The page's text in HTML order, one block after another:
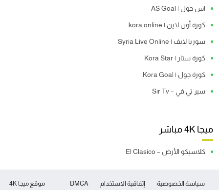
اس جول | AS Goal
كورة أون لاين | kora online
سوريا لايف | Syria Live Online
كورة ستار | Kora Star
كورة جول | Kora Goal
سير تي في – Sir Tv
ميجا 4K مباشر
كلاسيكو الأرض – El Clasico
موقع ميجا 4K سياسة الخصوصية إتفاقية الاستخدام DMCA